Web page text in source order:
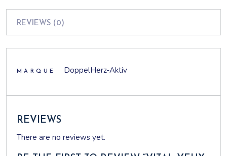
REVIEWS (0)
MARQUE DoppelHerz-Aktiv
REVIEWS
There are no reviews yet.